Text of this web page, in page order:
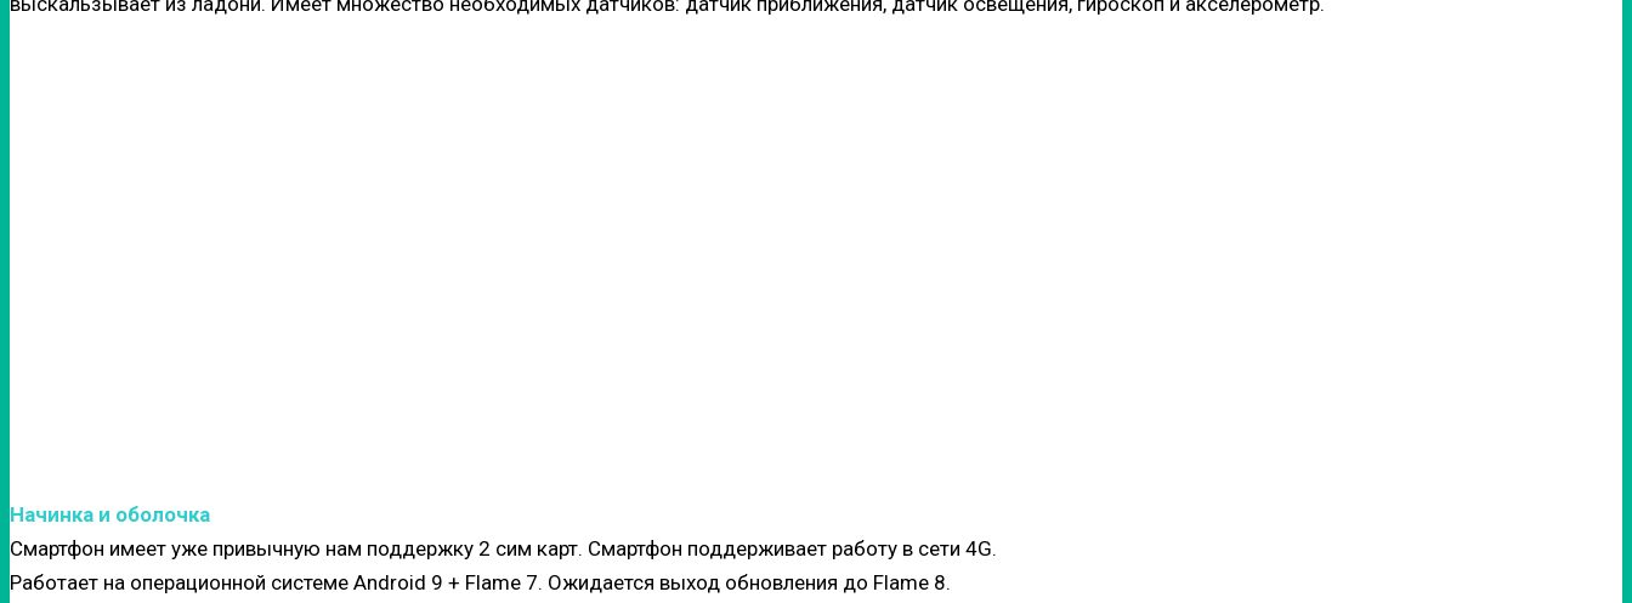
Начинка и оболочка
Смартфон имеет уже привычную нам поддержку 2 сим карт. Смартфон поддерживает работу в сети 4G.
Работает на операционной системе Android 9 + Flame 7. Ожидается выход обновления до Flame 8.